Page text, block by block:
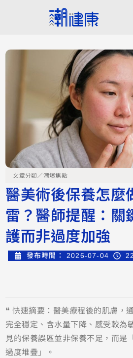
文章分類／潮爆焦點
醫美術後保養怎麼
雷？醫師提醒：關
護而非過度加強
發布時間： 2026-07-04
❝ 快速摘要：醫美療程後的肌膚，
完全穩定、含水量下降、感受較為
見的保養誤區並非保養不足，而是
過度堆疊」。